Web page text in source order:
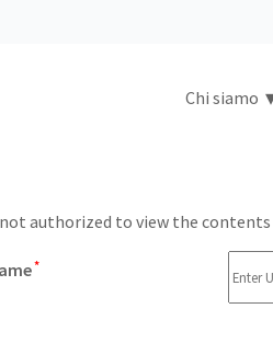
Chi siamo
not authorized to view the
*